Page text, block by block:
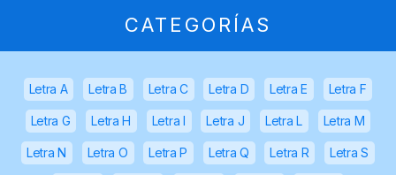
CATEGORÍAS
Letra A Letra B Letra C Letra D Letra E Letra F
Letra G Letra H Letra I Letra J Letra L Letra M
Letra N Letra O Letra P Letra Q Letra R Letra S